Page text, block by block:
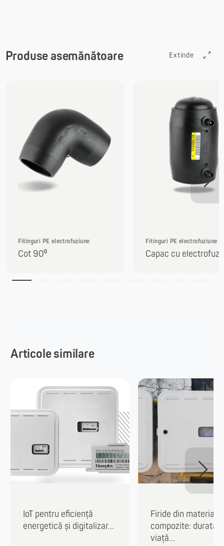
Produse asemănătoare Extinde
Fitinguri PE electrofuziune
Cot 90⁰
Fitinguri PE electrofuziune
Capac cu
Articole similare
IoT pentru eficiență
energetică și digitalizar...
Firide din materiale
compozite: durată
viață...